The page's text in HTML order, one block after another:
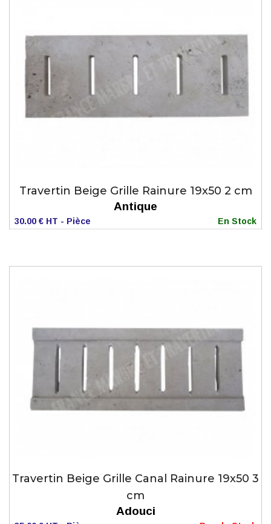
Travertin Beige Grille Rainure 19x50 2 cm
Antique
30.00 € HT - Pièce En Stock
Travertin Beige Grille Canal Rainure 19x50 3
cm
Adouci